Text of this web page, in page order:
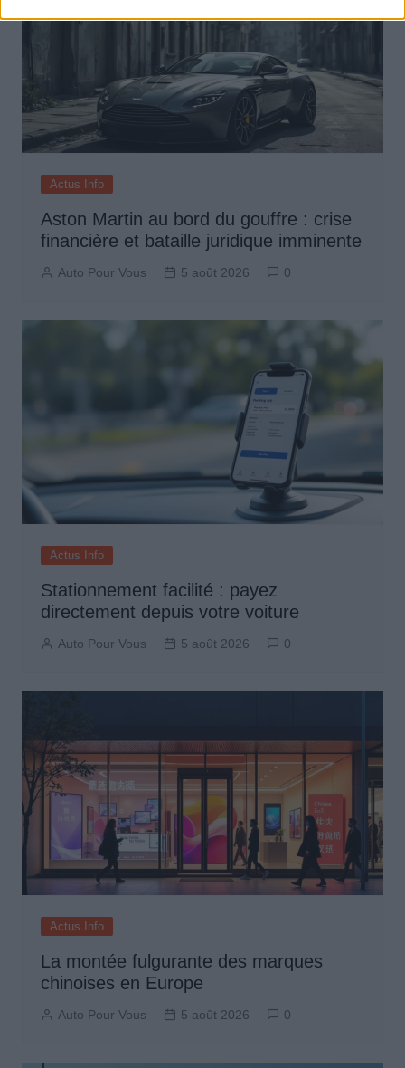
Actus Info
Aston Martin au bord du gouffre : crise
financière et bataille juridique imminente
Auto Pour Vous 5 août 2026 0
Actus Info
Stationnement facilité : payez
directement depuis votre voiture
Auto Pour Vous 5 août 2026 0
Actus Info
La montée fulgurante des marques
chinoises en Europe
Auto Pour Vous 5 août 2026 0